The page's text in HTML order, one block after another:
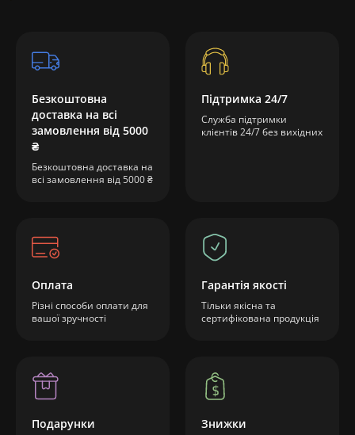
Безкоштовна
доставка на всі
замовлення від 5000
₴
Безкоштовна доставка на
всі замовлення від 5000 ₴
Підтримка 24/7
Служба підтримки
клієнтів 24/7 без вихідних
Оплата
Різні способи оплати для
вашої зручності
Гарантія якості
Тільки якісна та
сертифікована продукція
Подарунки Знижки